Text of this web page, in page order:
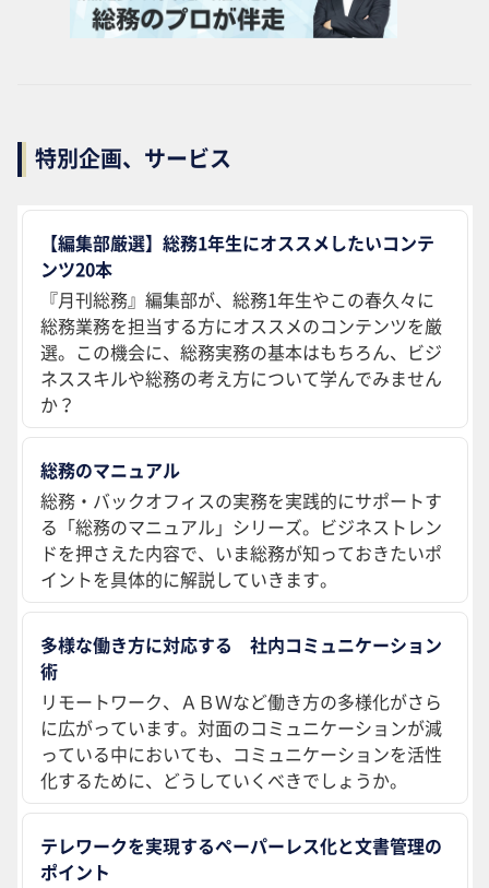
特別企画、サービス
【編集部厳選】総務1年生にオススメしたいコンテ
ンツ20本
『月刊総務』編集部が、総務1年生やこの春久々に
総務業務を担当する方にオススメのコンテンツを厳
選。この機会に、総務実務の基本はもちろん、ビジ
ネススキルや総務の考え方について学んでみません
か？
総務のマニュアル
総務・バックオフィスの実務を実践的にサポートす
る「総務のマニュアル」シリーズ。ビジネストレン
ドを押さえた内容で、いま総務が知っておきたいポ
イントを具体的に解説していきます。
多様な働き方に対応する 社内コミュニケーション
術
リモートワーク、ＡＢＷなど働き方の多様化がさら
に広がっています。対面のコミュニケーションが減
っている中においても、コミュニケーションを活性
化するために、どうしていくべきでしょうか。
テレワークを実現するペーパーレス化と文書管理の
ポイント